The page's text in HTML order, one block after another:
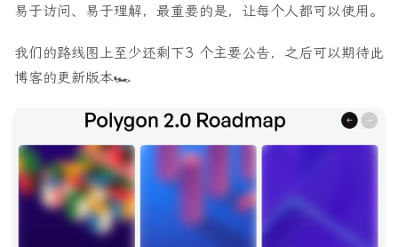
易于访问、易于理解，最重要的是，让每个人都可以使用。
我们的路线图上至少还剩下3 个主要公告，之后可以期待此
博客的更新版本🏎️